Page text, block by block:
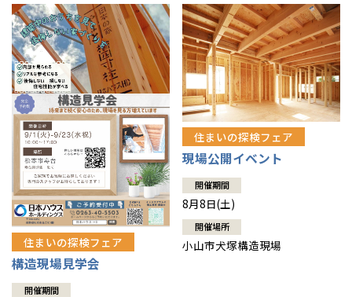
住まいの探検フェア
構造現場見学会
開催期間
住まいの探検フェア
現場公開イベント
開催期間
8月8日(土)
開催場所
小山市犬塚構造現場